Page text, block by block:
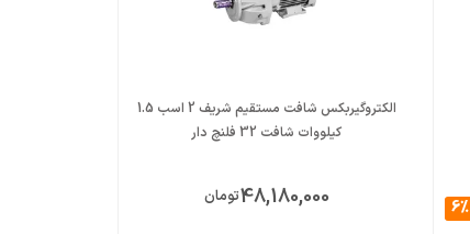
6%
الکتروگیربکس شافت مستقیم شریف 2 اسب 1.5
کیلووات شافت 32 فلنچ دار
48,180,000تومان